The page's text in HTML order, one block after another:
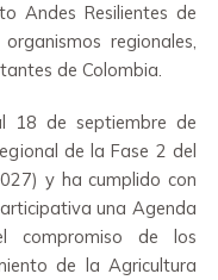
Andes Resilientes de
regionales,
de Colombia.
18 de septiembre de
de la Fase 2 del
y ha cumplido con
una Agenda
compromiso de los
de la Agricultura